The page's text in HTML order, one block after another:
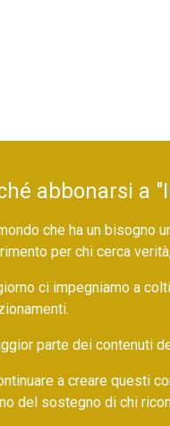
abbonarsi a
che ha un bisogno
per chi cerca
ci impegniamo a
parte dei contenuti
a creare questi
del sostegno di chi